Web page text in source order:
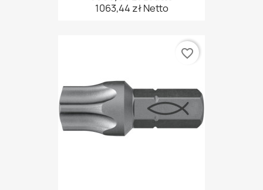
1063,44 zł Netto
favorite_border